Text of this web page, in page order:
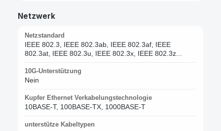
Netzwerk
Netzstandard
IEEE 802.3, IEEE 802.3ab, IEEE 802.3af, IEEE
802.3at, IEEE 802.3u, IEEE 802.3x, IEEE 802.3z...
10G-Unterstützung
Nein
Kupfer Ethernet Verkabelungstechnologie
10BASE-T, 100BASE-TX, 1000BASE-T
unterstütze Kabeltypen